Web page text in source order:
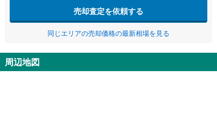
売却査定を依頼する
同じエリアの売却価格の最新相場を見る
周辺地図